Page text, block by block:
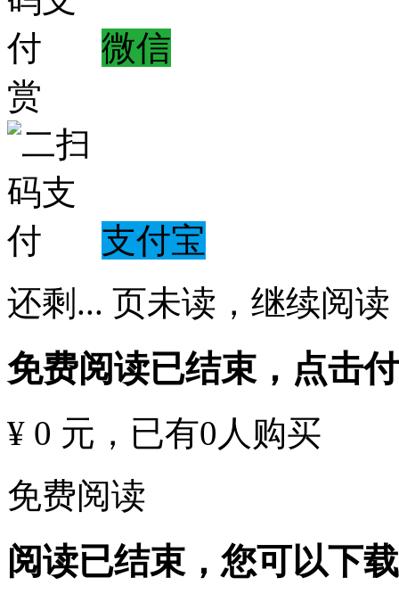
微信
赏
支付宝
还剩 ... 页未读， 继续阅读
免费阅读已结束，点击
¥ 0 元 ，已有0 人购买
免费阅读
阅读已结束，您可以下